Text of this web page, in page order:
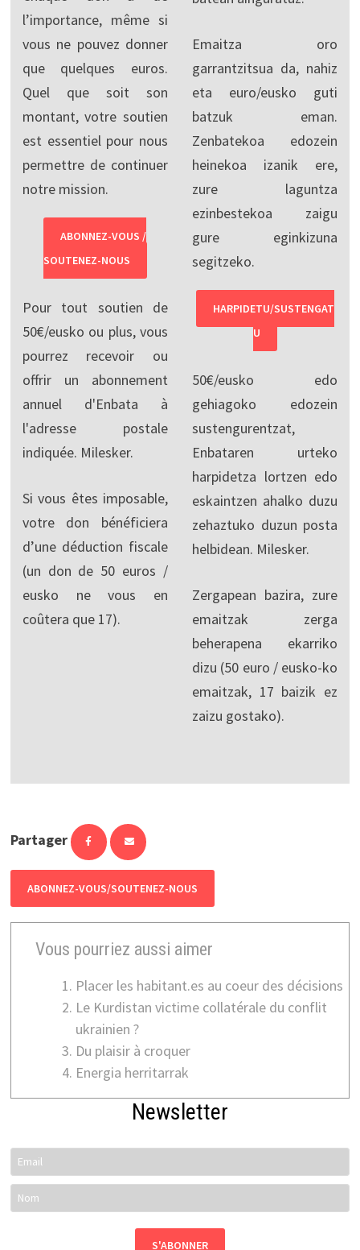
l’importance, même si
vous ne pouvez donner
que quelques euros.
Quel que soit son
montant, votre soutien
est essentiel pour nous
permettre de continuer
notre mission.
ABONNEZ-VOUS /
SOUTENEZ-NOUS
Pour tout soutien de
50€/eusko ou plus, vous
pourrez recevoir ou
offrir un abonnement
annuel d'Enbata à
l'adresse postale
indiquée. Milesker.
Si vous êtes imposable,
votre don bénéficiera
d’une déduction fiscale
(un don de 50 euros /
eusko ne vous en
coûtera que 17).
Emaitza oro
garrantzitsua da, nahiz
eta euro/eusko guti
batzuk eman.
Zenbatekoa edozein
heinekoa izanik ere,
zure laguntza
ezinbestekoa zaigu
gure eginkizuna
segitzeko.
HARPIDETU/SUSTENGAT
U
50€/eusko edo
gehiagoko edozein
sustengurentzat,
Enbataren urteko
harpidetza lortzen edo
eskaintzen ahalko duzu
zehaztuko duzun posta
helbidean. Milesker.
Zergapean bazira, zure
emaitzak zerga
beherapena ekarriko
dizu (50 euro / eusko-ko
emaitzak, 17 baizik ez
zaizu gostako).
Partager
ABONNEZ-VOUS/SOUTENEZ-NOUS
Vous pourriez aussi aimer
Placer les habitant.es au coeur des décisions
Le Kurdistan victime collatérale du conflit
ukrainien ?
Du plaisir à croquer
Energia herritarrak
Newsletter